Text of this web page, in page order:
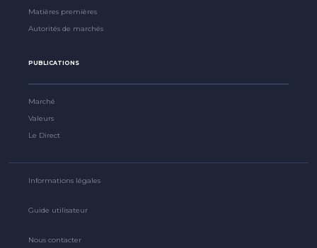
Matières premières
Autorités de marchés
PUBLICATIONS
Marché
Valeurs
Le Direct
Informations légales
Guide utilisateur
Nous contacter